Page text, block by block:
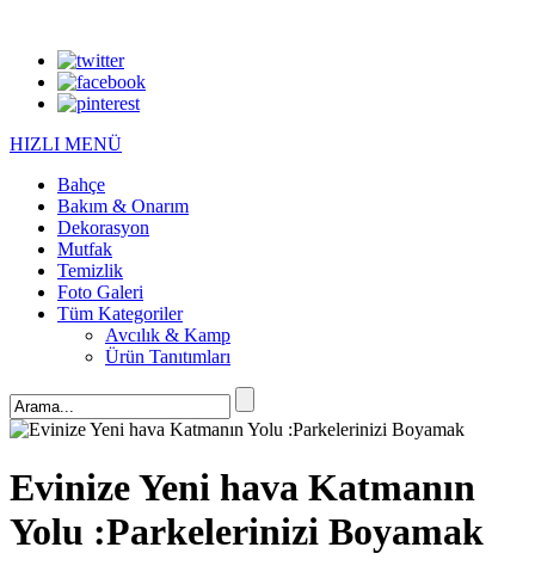
HIZLI MENÜ
Bahçe
Bakım & Onarım
Dekorasyon
Mutfak
Temizlik
Foto Galeri
Tüm Kategoriler
Avcılık & Kamp
Ürün Tanıtımları
Evinize Yeni hava Katmanın
Yolu :Parkelerinizi Boyamak